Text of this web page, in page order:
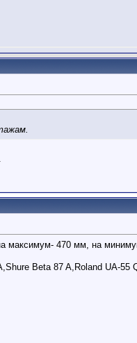
максимум- 470 мм, на
Beta 87 A,Roland UA-55